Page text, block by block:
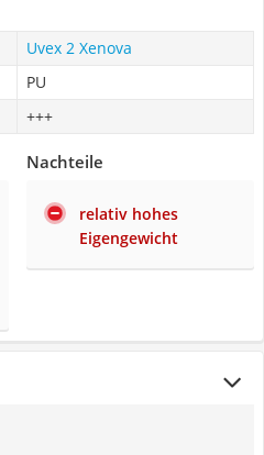
Uvex 2 Xenova
PU
+++
Nachteile
relativ hohes
Eigengewicht